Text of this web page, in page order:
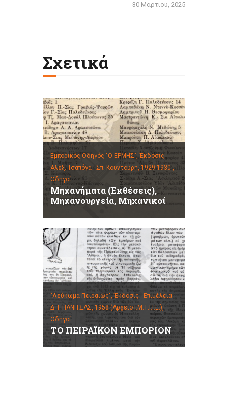
30 Μαρτίου, 2025
Σχετικά
Εμπορικός Οδηγός "Ο ΕΡΜΗΣ", Έκδοσις
Αλεξ. Τσαπόγα - Σπ. Κουντούρη, 1929-1930.,
Οδηγοί
Μηχανήματα (Εκθέσεις),
Μηχανουργεία, Μηχανικοί
"Λεύκωμα Πειραιώς", Έκδοσις - Επιμέλεια
Δ. Ι. ΠΑΝΙΤΣΑΣ, 1958 (Αρχείο Ι.Μ.Τ.Ι.Ι.Ε.),
Οδηγοί
ΤΟ ΠΕΙΡΑΪΚΟΝ ΕΜΠΟΡΙΟΝ